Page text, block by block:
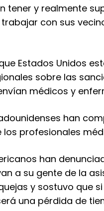
tener y realmente
con sus
Estados Unidos
sobre las
médicos y
han
los profesionales
han
a su gente de la
y sostuvo que
una pérdida de